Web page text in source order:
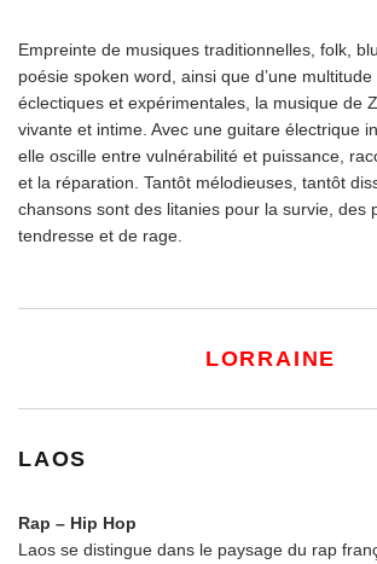
Empreinte de musiques traditionnelles, folk,
poésie spoken word, ainsi que d’une multitude
éclectiques et expérimentales, la musique de
vivante et intime. Avec une guitare électrique
elle oscille entre vulnérabilité et puissance,
et la réparation. Tantôt mélodieuses, tantôt
chansons sont des litanies pour la survie, des
tendresse et de rage.
LORRAINE
LAOS
Rap – Hip Hop
Laos se distingue dans le paysage du rap